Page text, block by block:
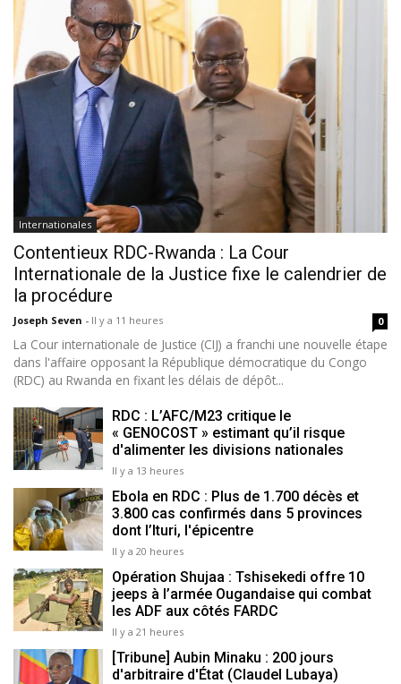
Internationales
Contentieux RDC-Rwanda : La Cour
Internationale de la Justice fixe le calendrier de
la procédure
Joseph Seven - Il y a 11 heures 0
La Cour internationale de Justice (CIJ) a franchi une nouvelle étape
dans l'affaire opposant la République démocratique du Congo
(RDC) au Rwanda en fixant les délais de dépôt...
RDC : L’AFC/M23 critique le
« GENOCOST » estimant qu’il risque
d'alimenter les divisions nationales
Il y a 13 heures
Ebola en RDC : Plus de 1.700 décès et
3.800 cas confirmés dans 5 provinces
dont l’Ituri, l'épicentre
Il y a 20 heures
Opération Shujaa : Tshisekedi offre 10
jeeps à l’armée Ougandaise qui combat
les ADF aux côtés FARDC
Il y a 21 heures
[Tribune] Aubin Minaku : 200 jours
d'arbitraire d'État (Claudel Lubaya)